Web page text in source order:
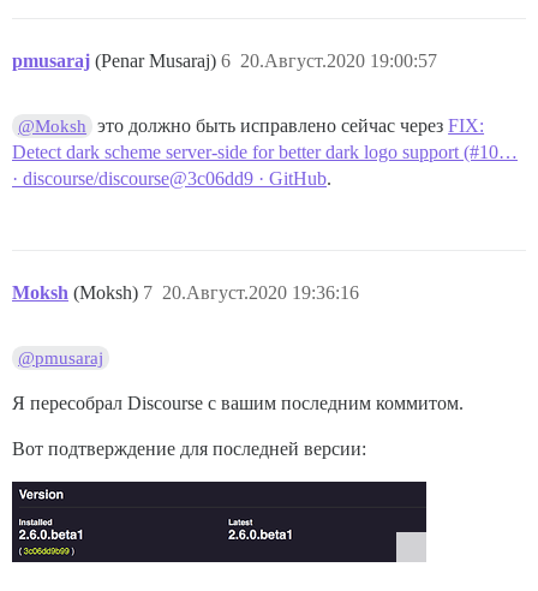
pmusaraj (Penar Musaraj) 20.Август.2020 19:00:57
6
@Moksh это должно быть исправлено сейчас черезFIX:
Detect dark scheme server-side for better dark logo support (#10…
· discourse/discourse@3c06dd9 · GitHub.
Moksh (Moksh) 20.Август.2020 19:36:16
7
@pmusaraj
Я пересобрал Discourse с вашим последним коммитом.
Вот подтверждение для последней версии: